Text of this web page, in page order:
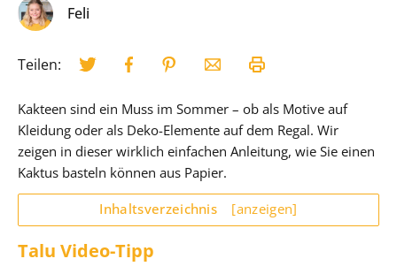
Feli
Teilen:
Kakteen sind ein Muss im Sommer – ob als Motive auf
Kleidung oder als Deko-Elemente auf dem Regal. Wir
zeigen in dieser wirklich einfachen Anleitung, wie Sie einen
Kaktus basteln können aus Papier.
Inhaltsverzeichnis [anzeigen]
Talu Video-Tipp